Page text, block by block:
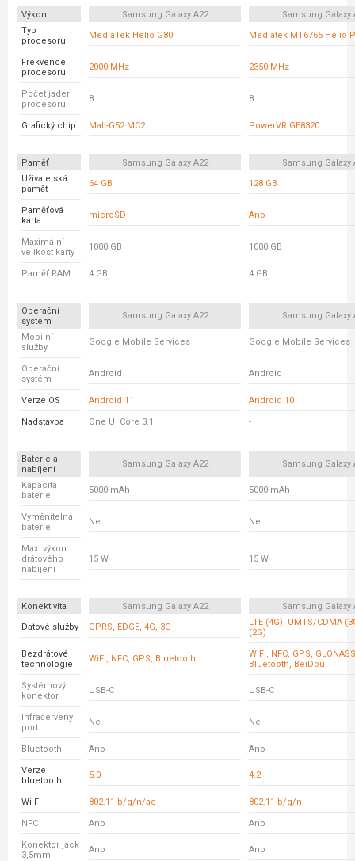
Výkon Samsung Galaxy A22
Samsung Galaxy
Typ
procesoru
MediaTek Helio G80 Mediatek MT6765 Helio
Frekvence
procesoru
2000 MHz 2350 MHz
Počet jader
procesoru
8 8
Grafický chip Mali-G52 MC2 PowerVR GE8320
Paměť Samsung Galaxy A22
Samsung Galaxy
Uživatelská
paměť
64 GB 128 GB
Paměťová
karta
microSD Ano
Maximální
velikost karty
1000 GB 1000 GB
Paměť RAM 4 GB 4 GB
Operační
systém
Samsung Galaxy A22 Samsung Galaxy
Mobilní
služby
Google Mobile Services Google Mobile Services
Operační
systém
Android Android
Verze OS Android 11 Android 10
Nadstavba One UI Core 3.1 -
Baterie a
nabíjení
Samsung Galaxy A22 Samsung Galaxy
Kapacita
baterie
5000 mAh 5000 mAh
Vyměnitelná
baterie
Ne Ne
Max. výkon
drátového
nabíjení
15 W 15 W
Konektivita Samsung Galaxy A22
Samsung Galaxy
Datové služby
GPRS, EDGE, 4G, 3G
LTE (4G), UMTS/CDMA
(2G)
Bezdrátové
technologie
WiFi, NFC, GPS, Bluetooth
WiFi, NFC, GPS,
Bluetooth, BeiDou
Systémový
konektor
USB-C USB-C
Infračervený
port
Ne Ne
Bluetooth Ano Ano
Verze
bluetooth
5.0 4.2
Wi-Fi 802.11 b/g/n/ac 802.11 b/g/n
NFC Ano Ano
Konektor jack
3,5mm
Ano Ano